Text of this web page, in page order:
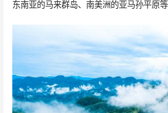
东南亚的马来群岛、南美洲的亚马孙平原等